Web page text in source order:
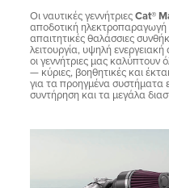
Οι ναυτικές γεννήτριεςCat®
αποδοτική
απαιτητικές θαλάσσιες
λειτουργία, υψηλή
οι γεννήτριες μας καλύπτουν
— κύριες, βοηθητικές και
για τα προηγμένα συστήματα
συντήρηση και τα μεγάλα